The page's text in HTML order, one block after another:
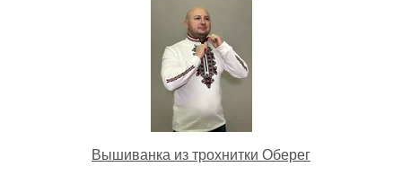
Вышиванка из трохнитки Оберег